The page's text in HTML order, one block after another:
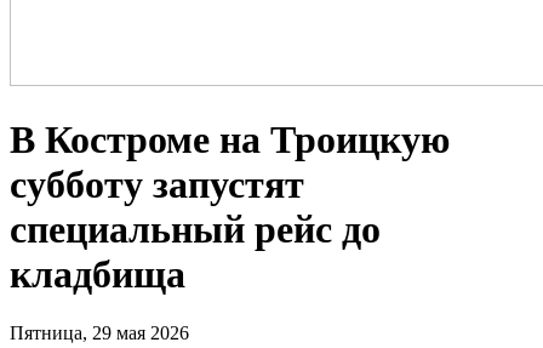
В Костроме на Троицкую
субботу запустят
специальный рейс до
кладбища
Пятница, 29 мая 2026